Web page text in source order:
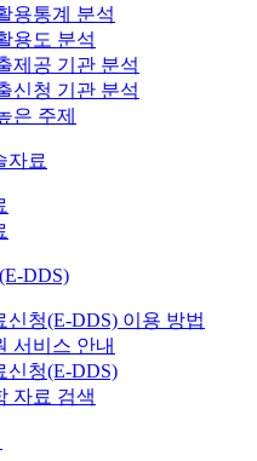
용통계 분석
용도 분석
제공 기관 분석
신청 기관 분석
은 주제
자료
DDS)
신청(E-DDS) 이용 방법
서비스 안내
신청(E-DDS)
자료 검색